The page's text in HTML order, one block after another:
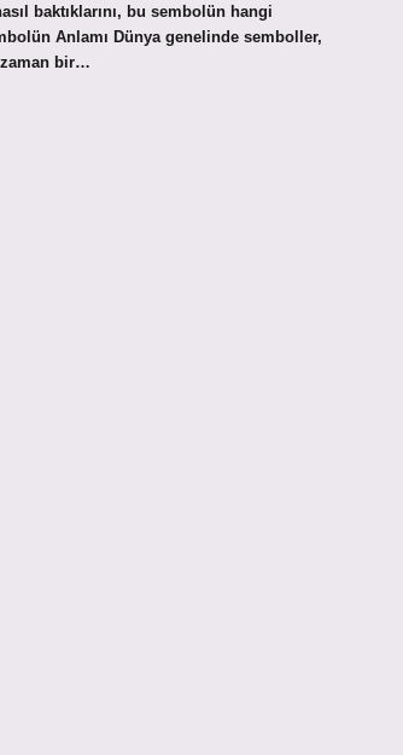
baktıklarını, bu sembolün hangi
Anlamı Dünya genelinde semboller,
zaman bir…